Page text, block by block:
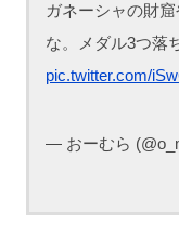
ガネーシャの財
な。メダル3つ
pic.twitter.com/
— おーむら